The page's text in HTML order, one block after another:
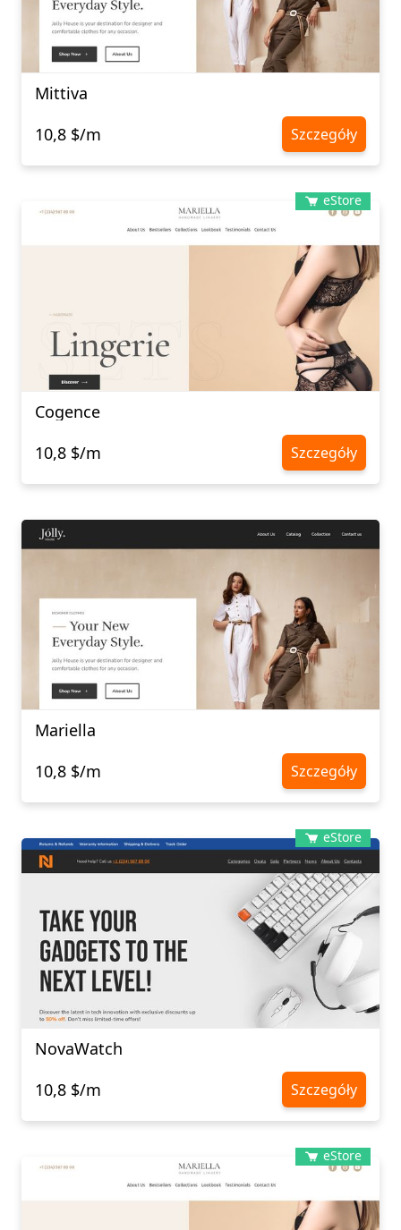
Mittiva
10,8 $/m
Szczegóły
eStore
Cogence
10,8 $/m
Szczegóły
Mariella
10,8 $/m
Szczegóły
eStore
NovaWatch
10,8 $/m
Szczegóły
eStore